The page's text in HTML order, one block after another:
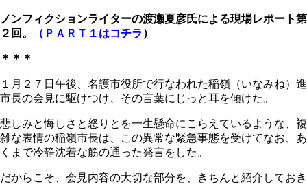
ノンフィクションライターの渡瀬夏彦氏による現場レポート第
２回。
（ＰＡＲＴ１はコチラ ）
＊＊＊
１月２７日午後、名護市役所で行なわれた稲嶺（いなみね）進
市長の会見に駆けつけ、その言葉にじっと耳を傾けた。
悲しみと悔しさと怒りとを一生懸命にこらえているような、複
雑な表情の稲嶺市長は、この異常な緊急事態を受けてなお、あ
くまで冷静沈着な筋の通った発言をした。
だからこそ、会見内容の大切な部分を、きちんと紹介しておき